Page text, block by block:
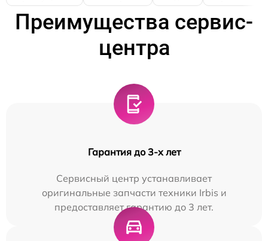
Преимущества сервис-
центра
Гарантия до 3-х лет
Сервисный центр устанавливает
оригинальные запчасти техники Irbis и
предоставляет гарантию до 3 лет.